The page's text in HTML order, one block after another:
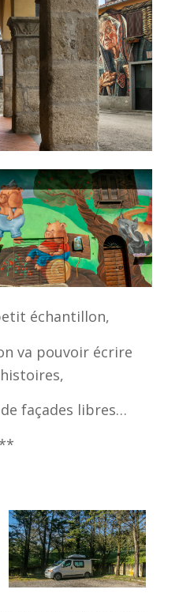
échantillon,
va pouvoir écrire
façades libres…